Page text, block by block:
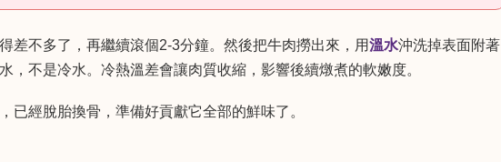
差不多了，再繼續滾個2-3分鐘。然後把牛肉撈出來，用溫水沖洗掉表面附著
，不是冷水。冷熱溫差會讓肉質收縮，影響後續燉煮的軟嫩度。
已經脫胎換骨，準備好貢獻它全部的鮮味了。